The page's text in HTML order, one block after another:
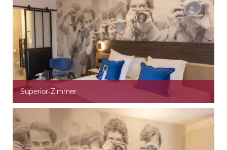
Superior-Zimmer